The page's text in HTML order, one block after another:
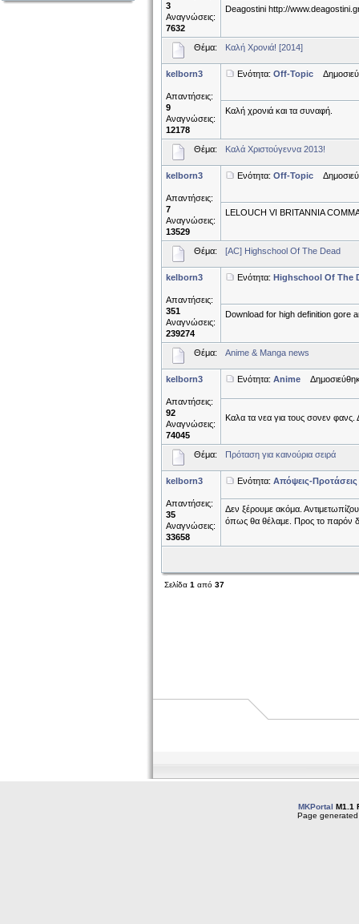
3
Αναγνώσεις:
7632
Deagostini http://
Θέμα: Καλή Χρονιά! [2014]
kelborn3
Απαντήσεις:
9
Αναγνώσεις:
12178
Ενότητα: Off-Topic
Καλή χρονιά και τα συναφή.
Θέμα: Καλά Χριστούγεννα 2013!
kelborn3
Απαντήσεις:
7
Αναγνώσεις:
13529
Ενότητα: Off-Topic
LELOUCH VI BRITANNIA
Θέμα: [AC] Highschool Of The Dead
kelborn3
Απαντήσεις:
351
Αναγνώσεις:
239274
Ενότητα: Highschool Of The
Download for high definition gore
Θέμα: Anime & Manga news
kelborn3
Απαντήσεις:
92
Αναγνώσεις:
74045
Ενότητα: Anime
Καλα τα νεα για τους σονεν φανς.
Θέμα: Πρόταση για καινούρια σειρά
kelborn3
Απαντήσεις:
35
Αναγνώσεις:
33658
Ενότητα: Απόψεις-Προτάσεις
Δεν ξέρουμε ακόμα.
όπως θα θέλαμε. Προς το παρόν
Σελίδα 1 από 37
MKPortal M1.1
Page